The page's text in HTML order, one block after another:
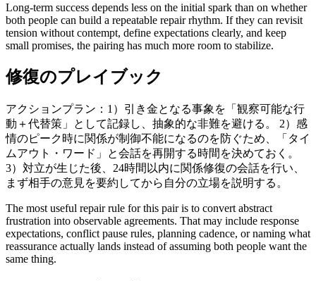
Long-term success depends less on the initial spark than on whether
both people can build a repeatable repair rhythm. If they can revisit
tension without contempt, define expectations clearly, and keep
small promises, the pairing has much more room to stabilize.
修復のプレイブック
アクションプラン：1）引き金となる事象を「観察可能な行
動＋代替策」として記録し、抽象的な非難を避ける。 2）感
情のピーク時に関係が制御不能になるのを防ぐため、「タイ
ムアウト・ワード」と会話を再開する時間を決めておく。
3）対立が生じた後、24時間以内に関係修復の会話を行い、
まず相手の意見を要約してから自分の立場を説明する。
The most useful repair rule for this pair is to convert abstract
frustration into observable agreements. That may include response
expectations, conflict pause rules, planning cadence, or naming what
reassurance actually lands instead of assuming both people want the
same thing.